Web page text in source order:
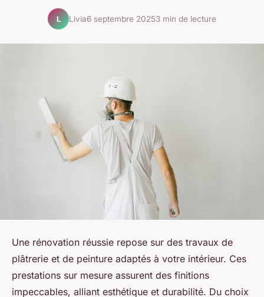
L Livia6 septembre 20253 min de lecture
Une rénovation réussie repose sur des travaux de
plâtrerie et de peinture adaptés à votre intérieur. Ces
prestations sur mesure assurent des finitions
impeccables, alliant esthétique et durabilité. Du choix